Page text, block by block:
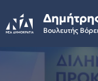
to
content
Βουλευτής